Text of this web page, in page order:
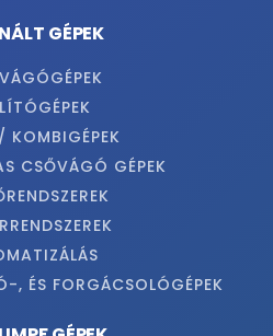
GÉPEK
KOMBIGÉPEK
CSŐVÁGÓ GÉPEK
, ÉS FORGÁCSOLÓGÉPEK